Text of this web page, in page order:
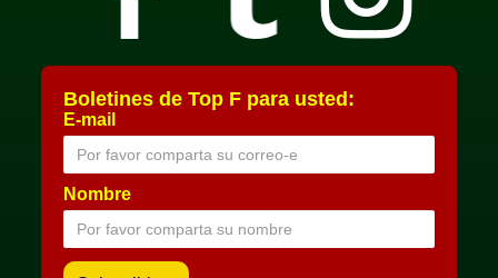
Boletines de Top F para usted:
E-mail
Nombre